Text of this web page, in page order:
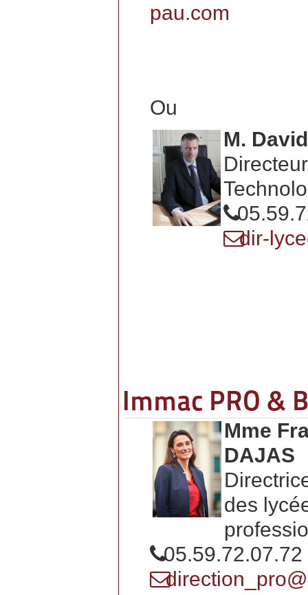
pau.com
Ou
M.
dir-
Immac PRO &
Mme
DAJAS
des
05.59.72.07.72